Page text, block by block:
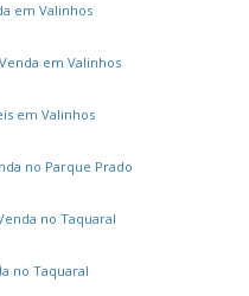
Santa Gertrudes
do Oriente
Jardim Ribeiro
Jardim Universo
Parque Cecap
em Valinhos
em Valinhos
em Valinhos
no Parque Prado
no Taquaral
no Taquaral